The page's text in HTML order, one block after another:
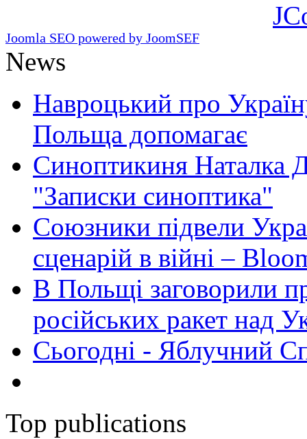
Joomla SEO powered by JoomSEF
News
Навроцький про
Польща допомагає
Синоптикиня Наталка
"Записки синоптика"
Союзники підвели
сценарій в війні –
В Польщі заговорили
російських ракет над
Сьогодні - Яблучний
Top publications